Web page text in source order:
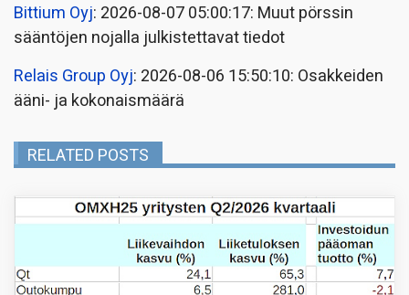
Bittium Oyj: 2026-08-07 05:00:17: Muut pörssin
sääntöjen nojalla julkistettavat tiedot
Relais Group Oyj: 2026-08-06 15:50:10: Osakkeiden
ääni- ja kokonaismäärä
RELATED POSTS